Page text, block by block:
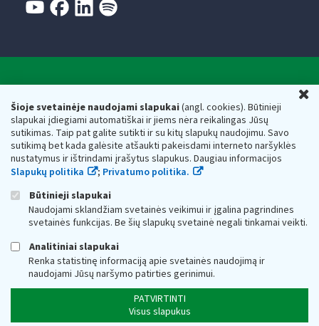
Šioje svetainėje naudojami slapukai(angl. cookies). Būtinieji
slapukai įdiegiami automatiškai ir jiems nėra reikalingas Jūsų
sutikimas. Taip pat galite sutikti ir su kitų slapukų naudojimu. Savo
sutikimą bet kada galėsite atšaukti pakeisdami interneto naršyklės
nustatymus ir ištrindami įrašytus slapukus. Daugiau informacijos
Slapukų politika
; Privatumo politika.
Būtinieji slapukai
Naudojami sklandžiam svetainės veikimui ir įgalina pagrindines
svetainės funkcijas. Be šių slapukų svetainė negali tinkamai veikti.
Analitiniai slapukai
Renka statistinę informaciją apie svetainės naudojimą ir
naudojami Jūsų naršymo patirties gerinimui.
PATVIRTINTI
Visus slapukus
Respublikos finansų ministerijos
Biudžetinė įstaiga. Juridinio asmens kodas — 188659752,
adresas: Vasario 16-osios g. 14, 01107 Vilnius, Lietuva, el.paštas:
vmi@vmi.lt, E. pristatymo dėžutės adresas 188659752
Duomenys apie Valstybinę mokesčių inspekciją prie Lietuvos
Respublikos finansų ministerijos kaupiami ir saugomi Juridinių